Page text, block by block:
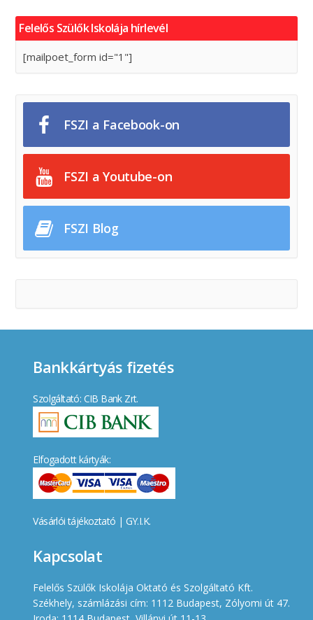
Felelős Szülők Iskolája hírlevél
[mailpoet_form id="1"]
FSZI a Facebook-on
FSZI a Youtube-on
FSZI Blog
Bankkártyás fizetés
Szolgáltató: CIB Bank Zrt.
Elfogadott kártyák:
Vásárlói tájékoztató | GY.I.K.
Kapcsolat
Felelős Szülők Iskolája Oktató és Szolgáltató Kft.
Székhely, számlázási cím: 1112 Budapest, Zólyomi út 47.